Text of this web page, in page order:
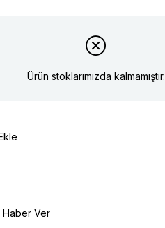
Ürün stoklarımızda kalmamıştır.
Haber Ver